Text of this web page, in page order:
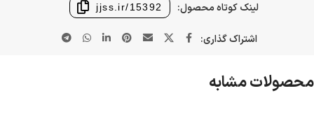
لینک کوتاه محصول: jjss.ir/15392
اشتراک گذاری:
محصولات مشابه